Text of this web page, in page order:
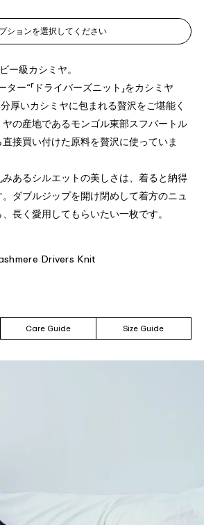
ションを選択してください
ー級カシミヤ。
ー“「ドライバーズニット」をカシミヤ
厚いカシミヤに包まれる贅沢をご堪能く
の産地であるモンゴル東部スフバートル
接買い付けた原料を贅沢に使っていま
あるシルエットの美しさは、着ると納得
ダブルジップを開け閉めして着方のニュ
長く愛用してもらいたい一枚です。
Drivers Knit
Care Guide Size Guide